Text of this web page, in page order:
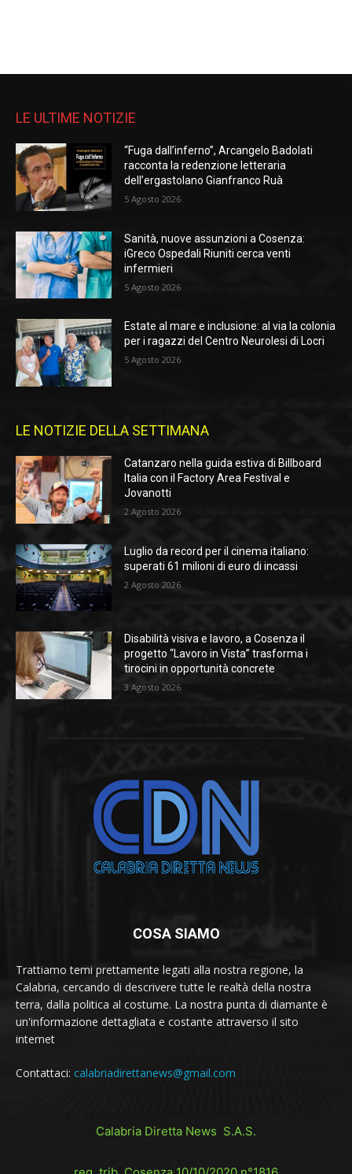
LE ULTIME NOTIZIE
“Fuga dall’inferno”, Arcangelo Badolati
racconta la redenzione letteraria
dell’ergastolano Gianfranco Ruà
5 Agosto 2026
Sanità, nuove assunzioni a Cosenza:
iGreco Ospedali Riuniti cerca venti
infermieri
5 Agosto 2026
Estate al mare e inclusione: al via la colonia
per i ragazzi del Centro Neurolesi di Locri
5 Agosto 2026
LE NOTIZIE DELLA SETTIMANA
Catanzaro nella guida estiva di Billboard
Italia con il Factory Area Festival e
Jovanotti
2 Agosto 2026
Luglio da record per il cinema italiano:
superati 61 milioni di euro di incassi
2 Agosto 2026
Disabilità visiva e lavoro, a Cosenza il
progetto “Lavoro in Vista” trasforma i
tirocini in opportunità concrete
3 Agosto 2026
COSA SIAMO
Trattiamo temi prettamente legati alla nostra regione, la
Calabria, cercando di descrivere tutte le realtà della nostra
terra, dalla politica al costume. La nostra punta di diamante è
un'informazione dettagliata e costante attraverso il sito
internet
Contattaci: calabriadirettanews@gmail.com
Calabria Diretta News S.A.S.